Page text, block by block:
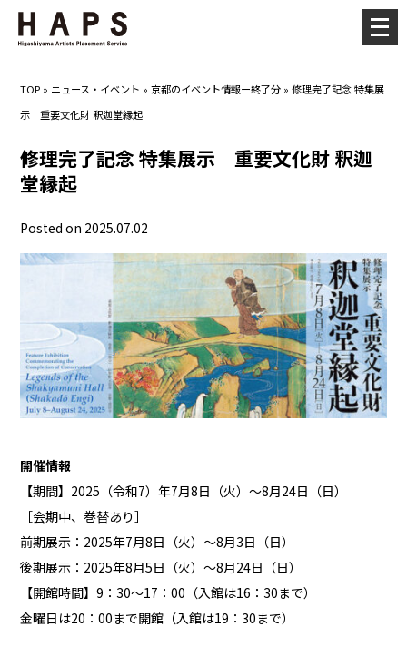
TOP » ニュース・イベント »京都のイベント情報ー終了分 »修理完了記念 特集展
示 重要文化財 釈迦堂縁起
修理完了記念 特集展示 重要文化財 釈迦
堂縁起
Posted on 2025.07.02
開催情報
【期間】2025（令和7）年7月8日（火）～8月24日（日）
［会期中、巻替あり］
前期展示：2025年7月8日（火）～8月3日（日）
後期展示：2025年8月5日（火）～8月24日（日）
【開館時間】9：30～17：00（入館は16：30まで）
金曜日は20：00まで開館（入館は19：30まで）
メ
ニ
ー
開